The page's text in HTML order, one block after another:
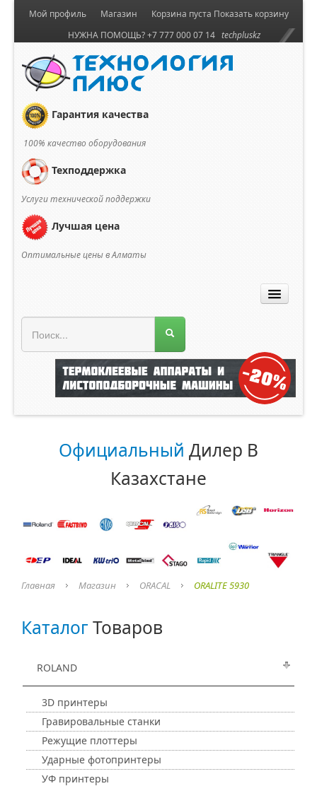
Корзина пуста Показать корзину
Мой профиль
Магазин
НУЖНА ПОМОЩЬ? +7 777 000 07 14 techpluskz
Гарантия качества
100% качество оборудования
Техподдержка
Услуги технической поддержки
Лучшая цена
Оптимальные цены в Алматы
Официальный Дилер В
Казахстане
Главная Магазин ORACAL ORALITE 5930
КаталогТоваров
ROLAND
3D принтеры
Гравировальные станки
Режущие плоттеры
Ударные фотопринтеры
УФ принтеры